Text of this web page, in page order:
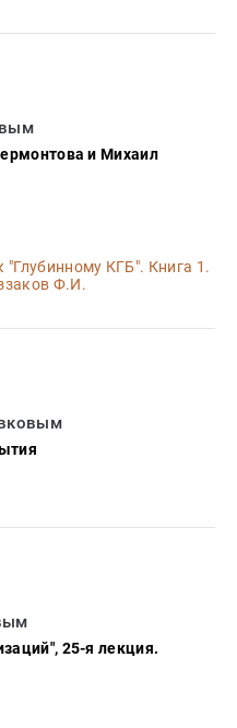
и Михаил
"Глубинному КГБ". Книга 1.
Ф.И.
25-я лекция.